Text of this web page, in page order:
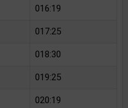
016:19
017:25
018:30
019:25
020:19